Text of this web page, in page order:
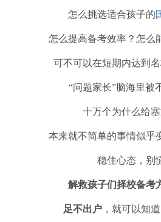
怎么挑选适合孩子的
怎么提高备考效率？怎么
可不可以在短期内达到
“问题家长”脑海里被
十万个为什么给
本来就不简单的事情似乎
稳住心态，别
解救孩子们择校备考
足不出户，就可以知